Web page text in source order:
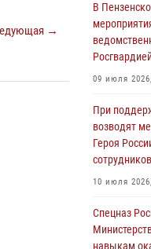
→
05 августа
В Пензе
помощь
05 августа
В Пензе при
пресечена
центр
04 августа
В
области
В
09 июля
При
возводят
Героя
10 июля
Спецназ
навыкам